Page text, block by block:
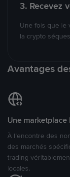
3. Recevez
Une fois que le
la crypto
Avantages
Une
À l’encontre des
des marchés
trading
locales.